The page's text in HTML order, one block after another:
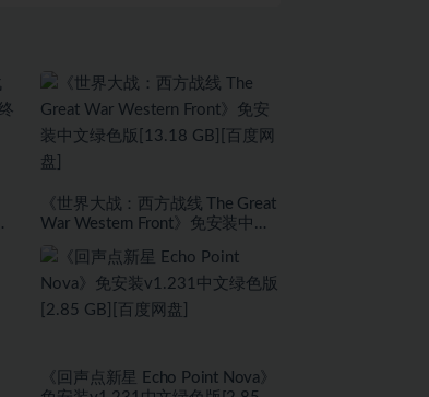
《世界大战：西方战线 The Great
War Western Front》免安装中文
《回声点新星 Echo Point Nova》